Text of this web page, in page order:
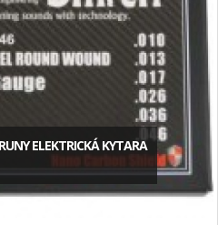
ELEKTRICKÁ KYTARA